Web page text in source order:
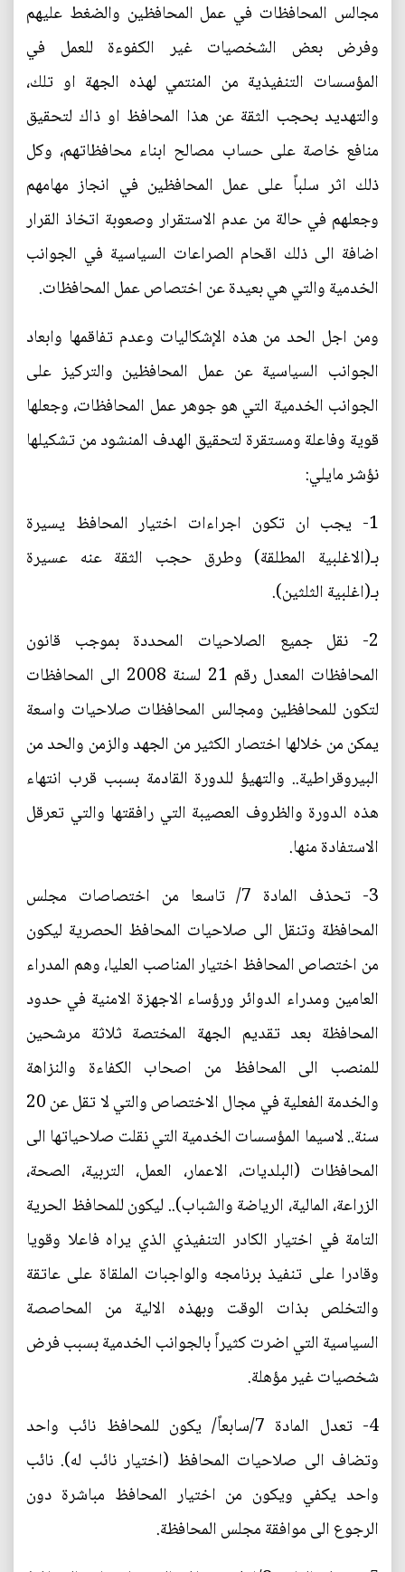
مجالس المحافظات في عمل المحافظين والضغط عليهم
وفرض بعض الشخصيات غير الكفوءة للعمل في
المؤسسات التنفيذية من المنتمي لهذه الجهة او تلك،
والتهديد بحجب الثقة عن هذا المحافظ او ذاك لتحقيق
منافع خاصة على حساب مصالح ابناء محافظاتهم، وكل
ذلك اثر سلباً على عمل المحافظين في انجاز مهامهم
وجعلهم في حالة من عدم الاستقرار وصعوبة اتخاذ القرار
اضافة الى ذلك اقحام الصراعات السياسية في الجوانب
الخدمية والتي هي بعيدة عن اختصاص عمل المحافظات.
ومن اجل الحد من هذه الإشكاليات وعدم تفاقمها وابعاد
الجوانب السياسية عن عمل المحافظين والتركيز على
الجوانب الخدمية التي هو جوهر عمل المحافظات، وجعلها
قوية وفاعلة ومستقرة لتحقيق الهدف المنشود من تشكيلها
نؤشر مايلي:
1- يجب ان تكون اجراءات اختيار المحافظ يسيرة
بـ(الاغلبية المطلقة) وطرق حجب الثقة عنه عسيرة
بـ(اغلبية الثلثين).
2- نقل جميع الصلاحيات المحددة بموجب قانون
المحافظات المعدل رقم 21 لسنة 2008 الى المحافظات
لتكون للمحافظين ومجالس المحافظات صلاحيات واسعة
يمكن من خلالها اختصار الكثير من الجهد والزمن والحد من
البيروقراطية.. والتهيؤ للدورة القادمة بسبب قرب انتهاء
هذه الدورة والظروف العصيبة التي رافقتها والتي تعرقل
الاستفادة منها.
3- تحذف المادة 7/ تاسعا من اختصاصات مجلس
المحافظة وتنقل الى صلاحيات المحافظ الحصرية ليكون
من اختصاص المحافظ اختيار المناصب العليا، وهم المدراء
العامين ومدراء الدوائر ورؤساء الاجهزة الامنية في حدود
المحافظة بعد تقديم الجهة المختصة ثلاثة مرشحين
للمنصب الى المحافظ من اصحاب الكفاءة والنزاهة
والخدمة الفعلية في مجال الاختصاص والتي لا تقل عن 20
سنة.. لاسيما المؤسسات الخدمية التي نقلت صلاحياتها الى
المحافظات (البلديات، الاعمار، العمل، التربية، الصحة،
الزراعة، المالية، الرياضة والشباب).. ليكون للمحافظ الحرية
التامة في اختيار الكادر التنفيذي الذي يراه فاعلا وقويا
وقادرا على تنفيذ برنامجه والواجبات الملقاة على عاتقة
والتخلص بذات الوقت وبهذه الالية من المحاصصة
السياسية التي اضرت كثيراً بالجوانب الخدمية بسبب فرض
شخصيات غير مؤهلة.
4- تعدل المادة 7/سابعاً/ يكون للمحافظ نائب واحد
وتضاف الى صلاحيات المحافظ (اختيار نائب له). نائب
واحد يكفي ويكون من اختيار المحافظ مباشرة دون
الرجوع الى موافقة مجلس المحافظة.